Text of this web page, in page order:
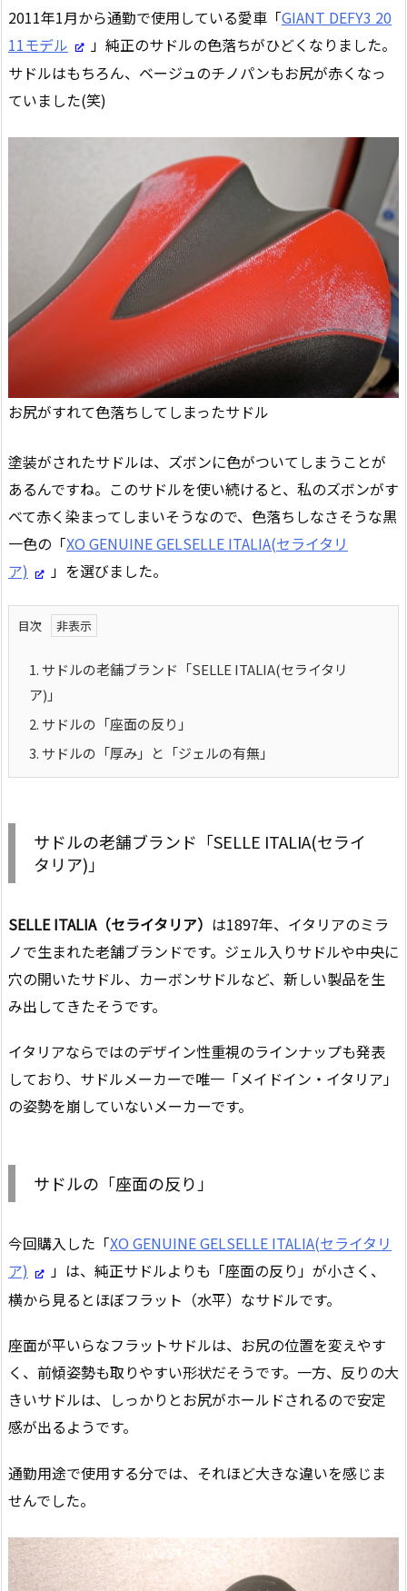
2011年1月から通勤で使用している愛車「GIANT DEFY3 20
11モデル
」純正のサドルの色落ちがひどくなりました。
サドルはもちろん、ベージュのチノパンもお尻が赤くなっ
ていました(笑)
お尻がすれて色落ちしてしまったサドル
塗装がされたサドルは、ズボンに色がついてしまうことが
あるんですね。このサドルを使い続けると、私のズボンがす
べて赤く染まってしまいそうなので、色落ちしなさそうな黒
一色の「XO GENUINE GELSELLE ITALIA(セライタリ
ア)
」を選びました。
目次
1. サドルの老舗ブランド「SELLE ITALIA(セライタリ
ア)」
2. サドルの「座面の反り」
3. サドルの「厚み」と「ジェルの有無」
サドルの老舗ブランド「SELLE ITALIA(セライ
タリア)」
SELLE ITALIA（セライタリア） は1897年、イタリアのミラ
ノで生まれた老舗ブランドです。ジェル入りサドルや中央に
穴の開いたサドル、カーボンサドルなど、新しい製品を生
み出してきたそうです。
イタリアならではのデザイン性重視のラインナップも発表
しており、サドルメーカーで唯一「メイドイン・イタリア」
の姿勢を崩していないメーカーです。
サドルの「座面の反り」
今回購入した「XO GENUINE GELSELLE ITALIA(セライタリ
ア)
」は、純正サドルよりも「座面の反り」が小さく、
横から見るとほぼフラット（水平）なサドルです。
座面が平いらなフラットサドルは、お尻の位置を変えやす
く、前傾姿勢も取りやすい形状だそうです。一方、反りの大
きいサドルは、しっかりとお尻がホールドされるので安定
感が出るようです。
通勤用途で使用する分では、それほど大きな違いを感じま
せんでした。